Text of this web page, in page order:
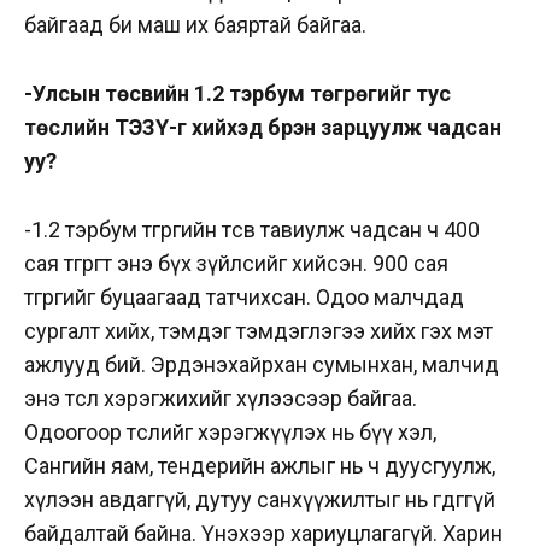
байгаад би маш их баяртай байгаа.
-Улсын төсвийн 1.2 тэрбум төгрөгийг тус
төслийн ТЭЗҮ-г хийхэд бүрэн зарцуулж чадсан
уу?
-1.2 тэрбум төгрөгийн төсөв тавиулж чадсан ч 400
сая төгрөгт энэ бүх зүйлсийг хийсэн. 900 сая
төгрөгийг буцаагаад татчихсан. Одоо малчдад
сургалт хийх, тэмдэг тэмдэглэгээ хийх гэх мэт
ажлууд бий. Эрдэнэхайрхан сумынхан, малчид
энэ төсөл хэрэгжихийг хүлээсээр байгаа.
Одоогоор төслийг хэрэгжүүлэх нь бүү хэл,
Сангийн яам, тендерийн ажлыг нь ч дуусгуулж,
хүлээн авдаггүй, дутуу санхүүжилтыг нь өгдөггүй
байдалтай байна. Үнэхээр хариуцлагагүй. Харин